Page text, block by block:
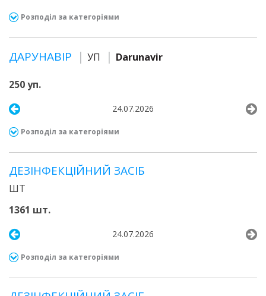
Розподіл за категоріями
ДАРУНАВІР УП Darunavir
250 уп.
24.07.2026
Розподіл за категоріями
ДЕЗІНФЕКЦІЙНИЙ ЗАСІБ
ШТ
1361 шт.
24.07.2026
Розподіл за категоріями